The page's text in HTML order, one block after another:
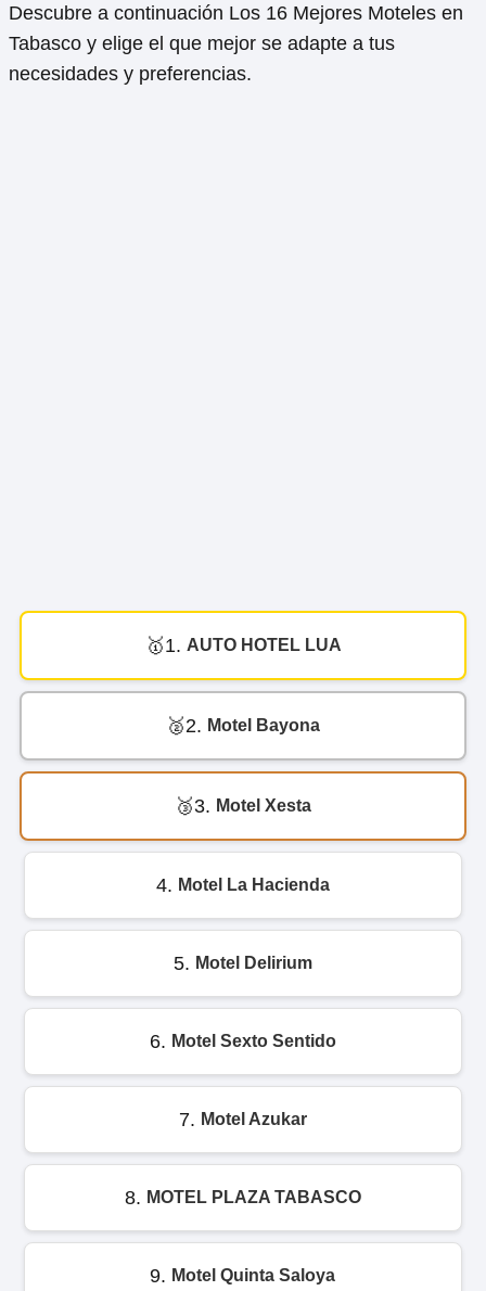
Descubre a continuación Los 16 Mejores Moteles en
Tabasco y elige el que mejor se adapte a tus
necesidades y preferencias.
1. AUTO HOTEL LUA
2. Motel Bayona
3. Motel Xesta
4. Motel La Hacienda
5. Motel Delirium
6. Motel Sexto Sentido
7. Motel Azukar
8. MOTEL PLAZA TABASCO
9. Motel Quinta Saloya